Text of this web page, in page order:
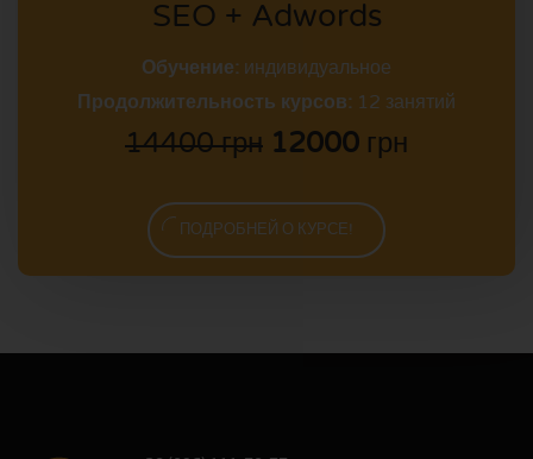
SEO + Adwords
Обучение: индивидуальное
Продолжительность курсов: 12 занятий
14400 грн 12000 грн
ПОДРОБНЕЙ О КУРСЕ!